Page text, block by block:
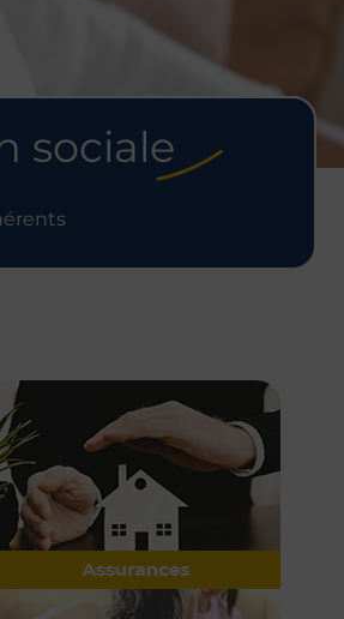
sociale